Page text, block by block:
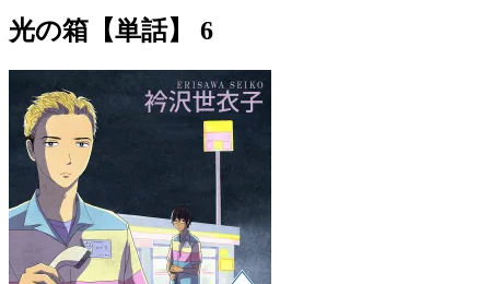
光の箱【単話】 6